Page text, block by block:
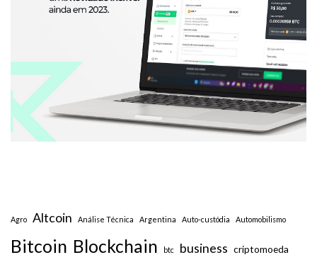
Agro Altcoin Análise Técnica Argentina Auto-custódia Automobilismo
Bitcoin Blockchain btc business criptomoeda